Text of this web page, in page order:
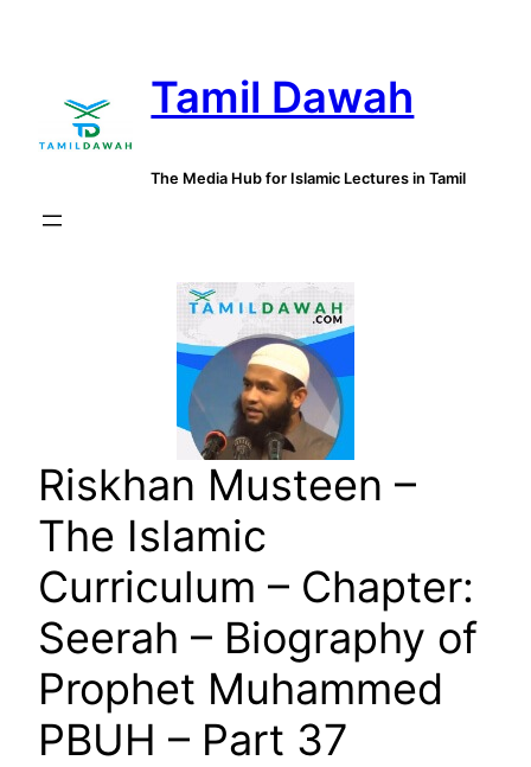
Tamil Dawah
The Media Hub for Islamic Lectures in Tamil
Riskhan Musteen –
The Islamic
Curriculum – Chapter:
Seerah – Biography of
Prophet Muhammed
PBUH – Part 37